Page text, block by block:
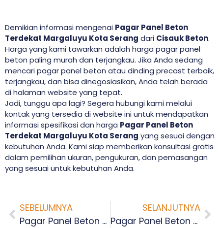
Demikian informasi mengenai Pagar Panel Beton
Terdekat Margaluyu Kota Serang dari Cisauk Beton.
Harga yang kami tawarkan adalah harga pagar panel
beton paling murah dan terjangkau. Jika Anda sedang
mencari pagar panel beton atau dinding precast terbaik,
terjangkau, dan bisa dinegosiasikan, Anda telah berada
di halaman website yang tepat.
Jadi, tunggu apa lagi? Segera hubungi kami melalui
kontak yang tersedia di website ini untuk mendapatkan
informasi spesifikasi dan harga Pagar Panel Beton
Terdekat Margaluyu Kota Serang yang sesuai dengan
kebutuhan Anda. Kami siap memberikan konsultasi gratis
dalam pemilihan ukuran, pengukuran, dan pemasangan
yang sesuai untuk kebutuhan Anda.
SEBELUMNYA
Pagar Panel Beton Terdekat Kilasah Kota Serang
SELANJUTNYA
Pagar Panel Beton Terdekat Mesjid Priyayi Kota Serang